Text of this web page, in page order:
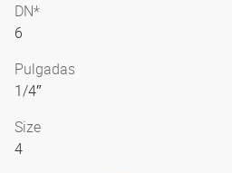
DN*
6
Pulgadas
1/4″
Size
4